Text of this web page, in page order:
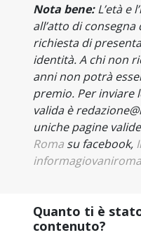
Nota bene:L’età e
all’atto di
richiesta di
identità. A chi non
anni non potrà
premio. Per inviare
valida è
uniche pagine
Romasufacebook,
informagiovaniroma
Quanto ti è
contenuto?